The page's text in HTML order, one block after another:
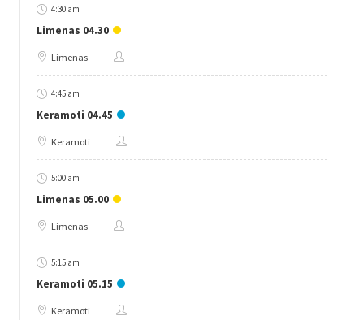
4:30 am
Limenas 04.30
Limenas
4:45 am
Keramoti 04.45
Keramoti
5:00 am
Limenas 05.00
Limenas
5:15 am
Keramoti 05.15
Keramoti